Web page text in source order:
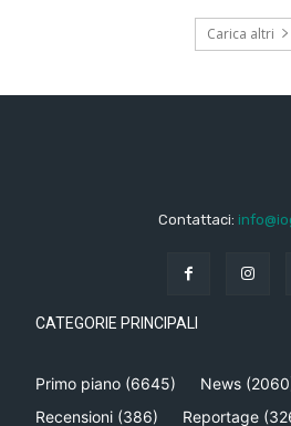
Carica altri
Contattaci:
CATEGORIE PRINCIPALI
Primo piano (6645) News
Recensioni (386) Reportage